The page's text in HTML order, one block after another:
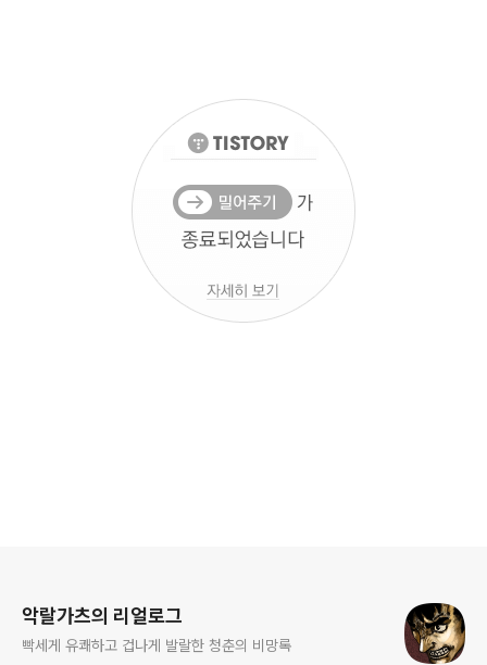
악랄가츠의 리얼로그
빡세게 유쾌하고 겁나게 발랄한 청춘의 비망록